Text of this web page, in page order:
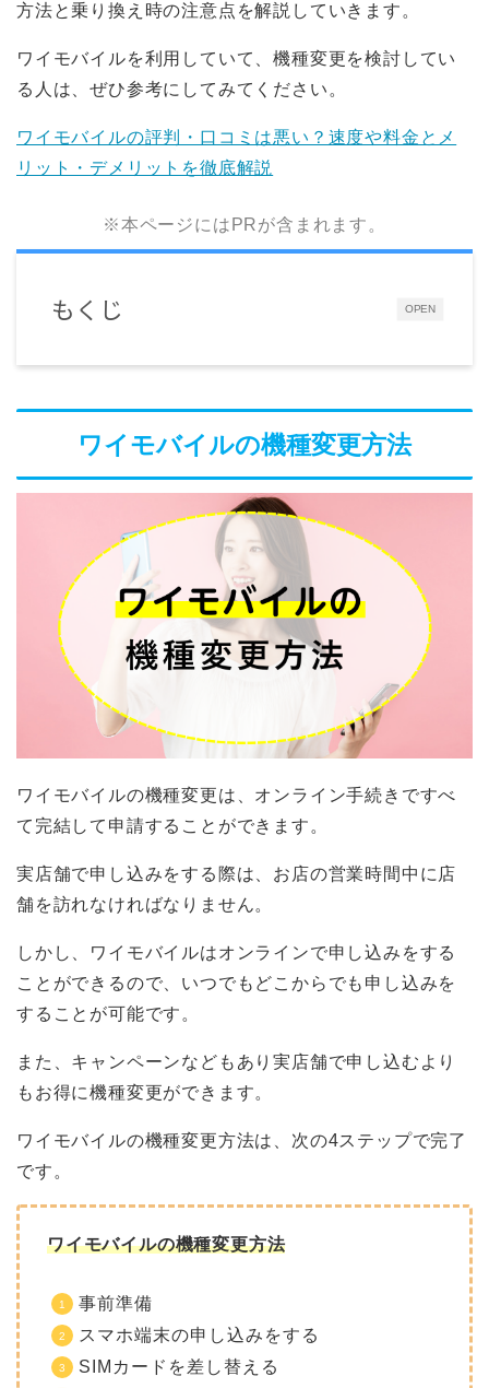
方法と乗り換え時の注意点を解説していきます。
ワイモバイルを利用していて、機種変更を検討してい
る人は、ぜひ参考にしてみてください。
ワイモバイルの評判・口コミは悪い？速度や料金とメ
リット・デメリットを徹底解説
※本ページにはPRが含まれます。
OPEN
もくじ
ワイモバイルの機種変更方法
ワイモバイルの機種変更は、オンライン手続きですべ
て完結して申請することができます。
実店舗で申し込みをする際は、お店の営業時間中に店
舗を訪れなければなりません。
しかし、ワイモバイルはオンラインで申し込みをする
ことができるので、いつでもどこからでも申し込みを
することが可能です。
また、キャンペーンなどもあり実店舗で申し込むより
もお得に機種変更ができます。
ワイモバイルの機種変更方法は、次の4ステップで完了
です。
ワイモバイルの機種変更方法
事前準備
スマホ端末の申し込みをする
SIMカードを差し替える